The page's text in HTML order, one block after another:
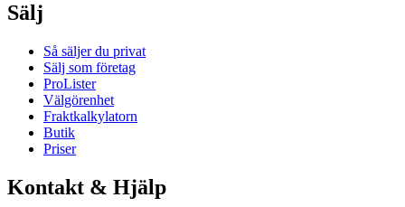
Sälj
Så säljer du privat
Sälj som företag
ProLister
Välgörenhet
Fraktkalkylatorn
Butik
Priser
Kontakt & Hjälp